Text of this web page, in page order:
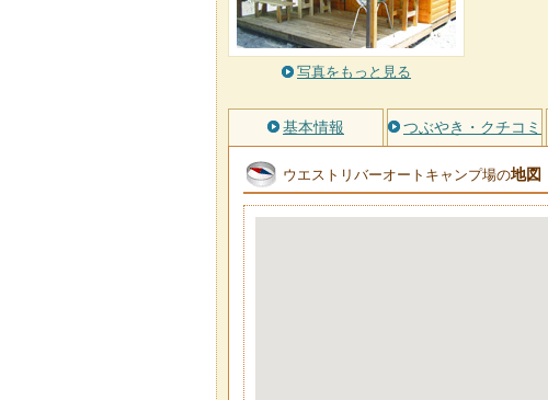
写真をもっと見る
基本情報 つぶやき・クチコミ
ウエストリバーオートキャンプ場の地図